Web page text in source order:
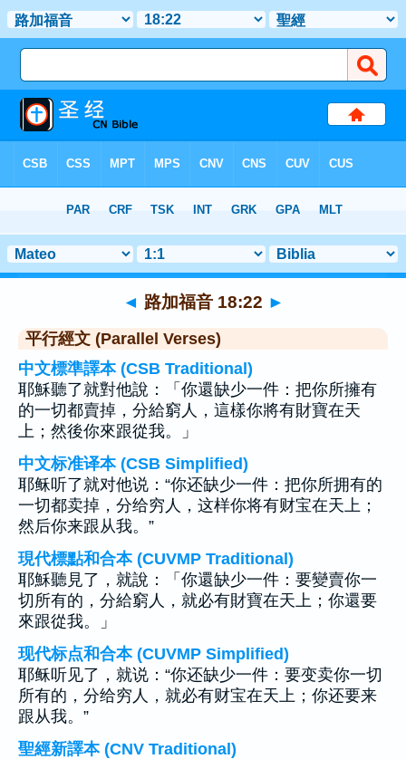
章 18> 聖經金句 22
◄ 路加福音 18:22 ►
平行經文 (Parallel Verses)
中文標準譯本 (CSB Traditional)
耶穌聽了就對他說：「你還缺少一件：把你所擁有
的一切都賣掉，分給窮人，這樣你將有財寶在天
上；然後你來跟從我。」
中文标准译本 (CSB Simplified)
耶稣听了就对他说：“你还缺少一件：把你所拥有的
一切都卖掉，分给穷人，这样你将有财宝在天上；
然后你来跟从我。”
現代標點和合本 (CUVMP Traditional)
耶穌聽見了，就說：「你還缺少一件：要變賣你一
切所有的，分給窮人，就必有財寶在天上；你還要
來跟從我。」
现代标点和合本 (CUVMP Simplified)
耶稣听见了，就说：“你还缺少一件：要变卖你一切
所有的，分给穷人，就必有财宝在天上；你还要来
跟从我。”
聖經新譯本 (CNV Traditional)